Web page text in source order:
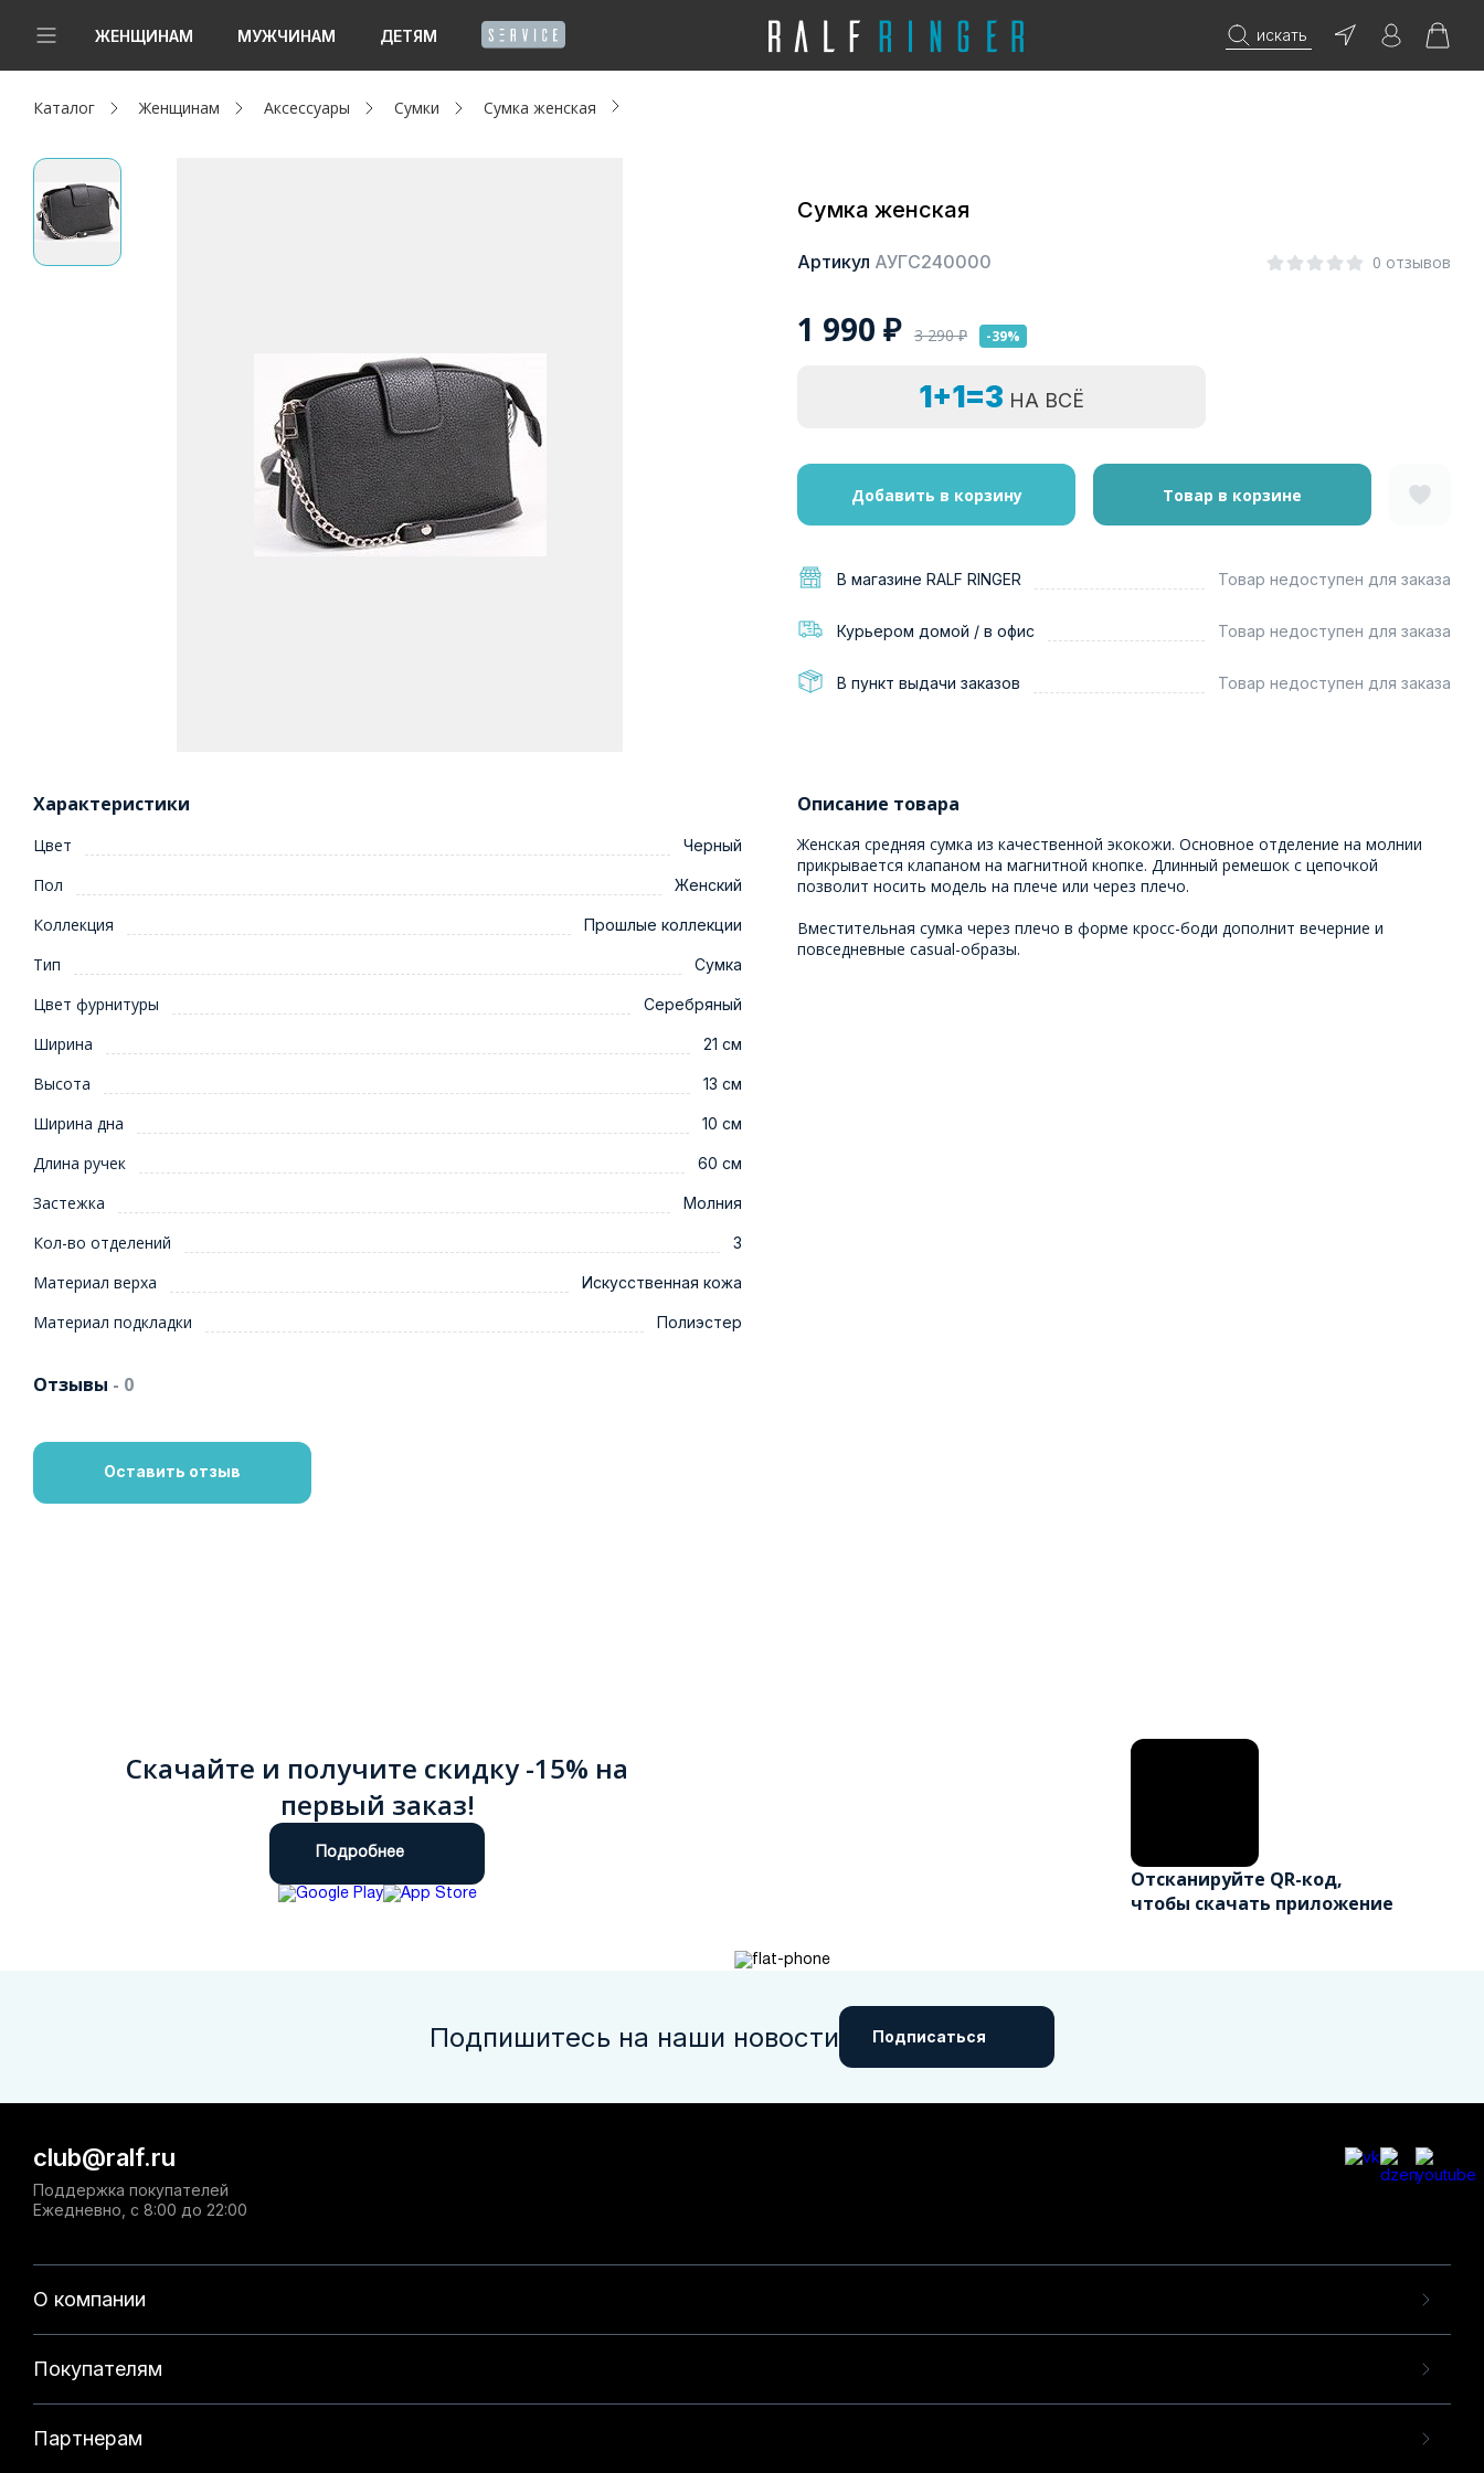
ЖЕНЩИНАМ МУЖЧИНАМ ДЕТЯМ искать
Новинки
Женщинам
Мужчинам
Каталог Женщинам Аксессуары Сумки Сумка женская
Сумка женская
Артикул АУГС240000 0 отзывов
1 990 ₽ 3 290₽ -39%
1+1=3 НА ВСЁ
Добавить в корзину Товар в корзине
В магазине RALF RINGER Товар недоступен для заказа
Курьером домой / в офис Товар недоступен для заказа
В пункт выдачи заказов Товар недоступен для заказа
Характеристики
Цвет Черный
Пол Женский
Коллекция Прошлые коллекции
Тип Сумка
Цвет фурнитуры Серебряный
Ширина 21 см
Высота 13 см
Ширина дна 10 см
Длина ручек 60 см
Застежка Молния
Кол-во отделений 3
Материал верха Искусственная кожа
Материал подкладки Полиэстер
Описание товара
Женская средняя сумка из качественной экокожи. Основное отделение на молнии
прикрывается клапаном на магнитной кнопке. Длинный ремешок с цепочкой
позволит носить модель на плече или через плечо.
Вместительная сумка через плечо в форме кросс-боди дополнит вечерние и
повседневные casual-образы.
Отзывы - 0
Оставить отзыв
Скачайте и получите скидку -15% на
первый заказ!
Подробнее
Отсканируйте QR-код,
чтобы скачать приложение
Подпишитесь на наши новости Подписаться
О компании
Покупателям
Партнерам
club@ralf.ru
Поддержка покупателей
Ежедневно, с 8:00 до 22:00